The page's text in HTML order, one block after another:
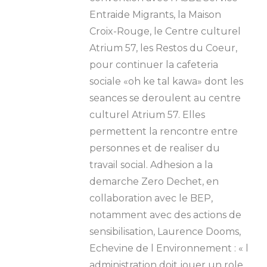
Entraide Migrants, la Maison
Croix-Rouge, le Centre culturel
Atrium 57, les Restos du Coeur,
pour continuer la cafeteria
sociale «oh ke tal kawa» dont les
seances se deroulent au centre
culturel Atrium 57. Elles
permettent la rencontre entre
personnes et de realiser du
travail social. Adhesion a la
demarche Zero Dechet, en
collaboration avec le BEP,
notamment avec des actions de
sensibilisation, Laurence Dooms,
Echevine de l Environnement : « l